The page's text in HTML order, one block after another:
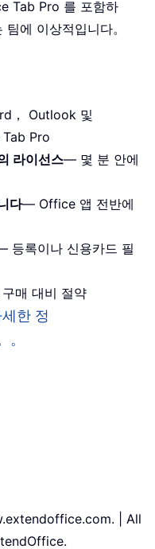
Tab Pro 를 포함하
에 이상적입니다。
， Outlook 및
Pro
라이선스— 몇 분 안에
다— Office 앱 전반에
등록이나 신용카드 필
매 대비 절약
한 정
。
| All